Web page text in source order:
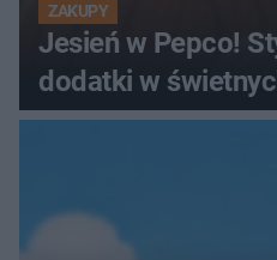
ZAKUPY
Jesień w Pepco!
dodatki w